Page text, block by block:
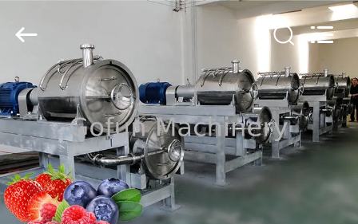
NHÀ
CÁC
SẢN
PHẨM
Machinery
Reserved.